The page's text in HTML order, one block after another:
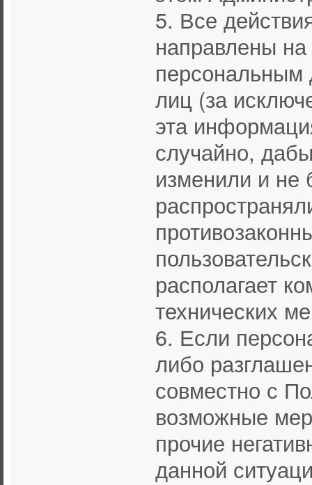
5. Все
направлены
персональным
лиц (за
эта
случайно,
изменили и не
располагает
технических
6. Если
либо
совместно с
возможные
прочие
данной